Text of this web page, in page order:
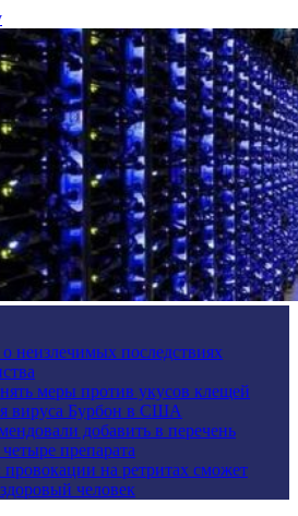
неизлечимых последствиях
меры против укусов клещей
вируса Бурбон в США
добавить в перечень
препарата
на ретритах сможет
человек